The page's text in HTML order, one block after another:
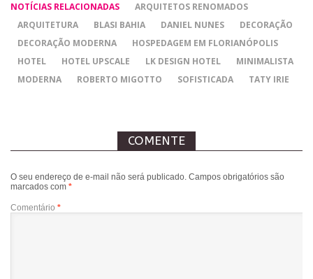
NOTÍCIAS RELACIONADAS
ARQUITETOS RENOMADOS
ARQUITETURA
BLASI BAHIA DANIEL NUNES
DECORAÇÃO
DECORAÇÃO MODERNA
HOSPEDAGEM EM FLORIANÓPOLIS
HOTEL
HOTEL UPSCALE LK DESIGN HOTEL
MINIMALISTA
MODERNA
ROBERTO MIGOTTO SOFISTICADA TATY IRIE
COMENTE
O seu endereço de e-mail não será publicado. Campos obrigatórios são
marcados com *
Comentário *